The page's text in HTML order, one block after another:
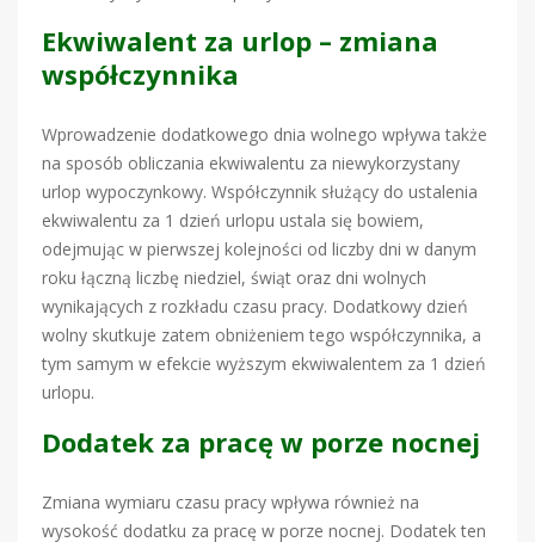
Ekwiwalent za urlop – zmiana
współczynnika
Wprowadzenie dodatkowego dnia wolnego wpływa także
na sposób obliczania ekwiwalentu za niewykorzystany
urlop wypoczynkowy. Współczynnik służący do ustalenia
ekwiwalentu za 1 dzień urlopu ustala się bowiem,
odejmując w pierwszej kolejności od liczby dni w danym
roku łączną liczbę niedziel, świąt oraz dni wolnych
wynikających z rozkładu czasu pracy. Dodatkowy dzień
wolny skutkuje zatem obniżeniem tego współczynnika, a
tym samym w efekcie wyższym ekwiwalentem za 1 dzień
urlopu.
Dodatek za pracę w porze nocnej
Zmiana wymiaru czasu pracy wpływa również na
wysokość dodatku za pracę w porze nocnej. Dodatek ten